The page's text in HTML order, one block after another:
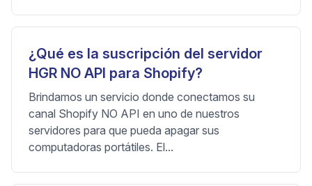
¿Qué es la suscripción del servidor
HGR NO API para Shopify?
Brindamos un servicio donde conectamos su
canal Shopify NO API en uno de nuestros
servidores para que pueda apagar sus
computadoras portátiles. El...